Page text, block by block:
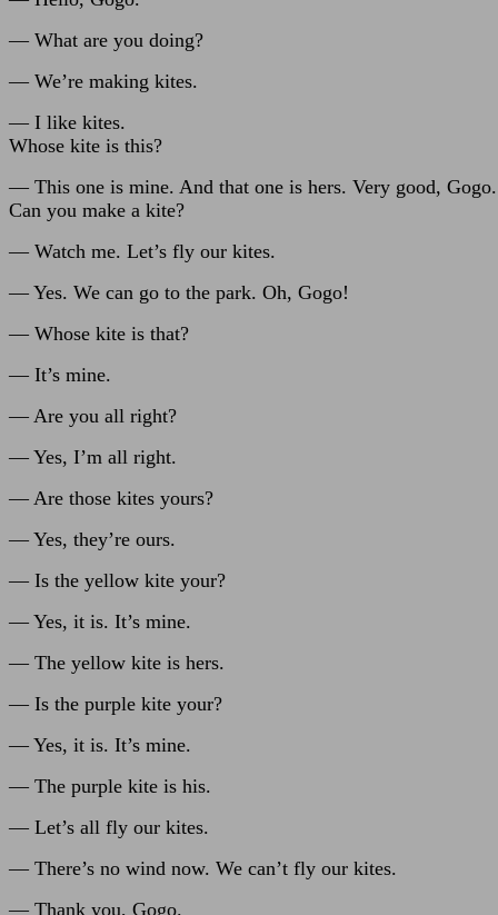
— What are you doing?
— We’re making kites.
— I like kites.
Whose kite is this?
— This one is mine. And that one is hers. Very good, Gogo.
Can you make a kite?
— Watch me. Let’s fly our kites.
— Yes. We can go to the park. Oh, Gogo!
— Whose kite is that?
— It’s mine.
— Are you all right?
— Yes, I’m all right.
— Are those kites yours?
— Yes, they’re ours.
— Is the yellow kite your?
— Yes, it is. It’s mine.
— The yellow kite is hers.
— Is the purple kite your?
— Yes, it is. It’s mine.
— The purple kite is his.
— Let’s all fly our kites.
— There’s no wind now. We can’t fly our kites.
— Thank you, Gogo.